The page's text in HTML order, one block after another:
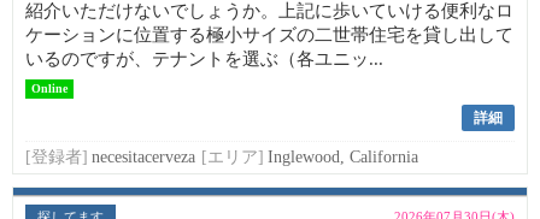
紹介いただけないでしょうか。上記に歩いていける便利なロ
ケーションに位置する極小サイズの二世帯住宅を貸し出して
いるのですが、テナントを選ぶ（各ユニッ...
Online
詳細
[登録者] necesitacerveza [エリア] Inglewood, California